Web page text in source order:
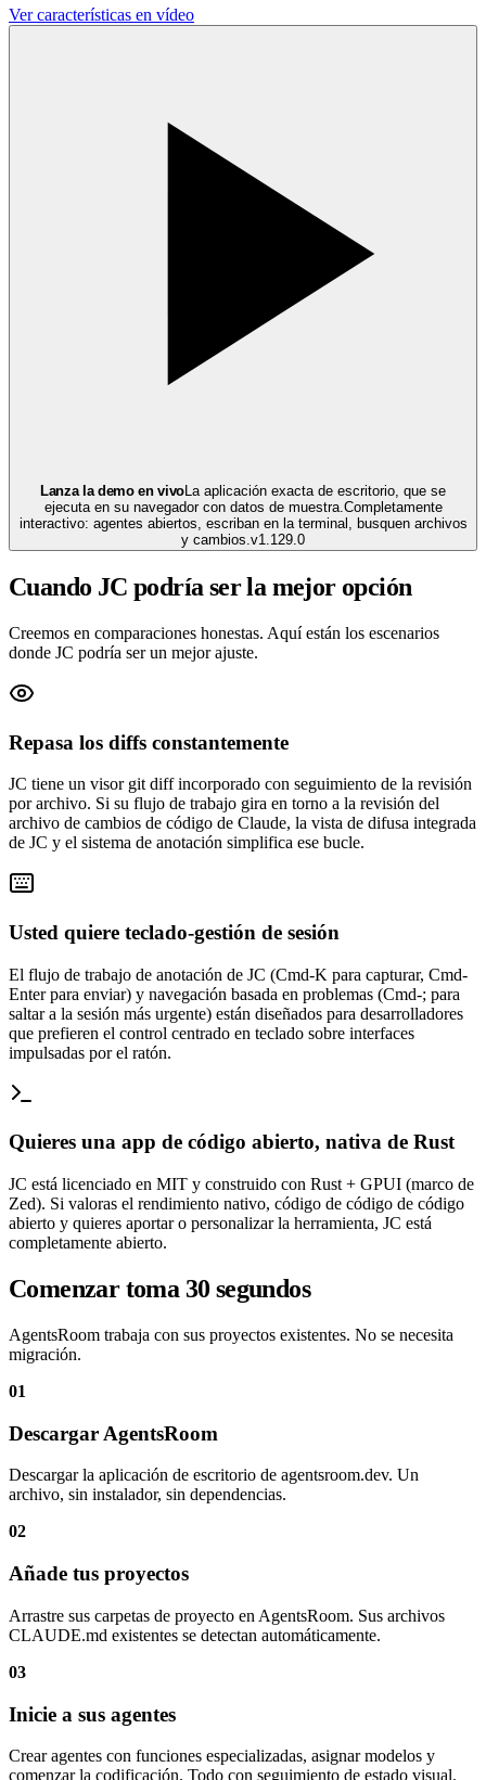
Ver características en vídeo
Lanza la demo en vivo La aplicación exacta de escritorio, que se
ejecuta en su navegador con datos de muestra. Completamente
interactivo: agentes abiertos, escriban en la terminal, busquen archivos
y cambios. v1.129.0
Cuando JC podría ser la mejor opción
Creemos en comparaciones honestas. Aquí están los escenarios
donde JC podría ser un mejor ajuste.
Repasa los diffs constantemente
JC tiene un visor git diff incorporado con seguimiento de la revisión
por archivo. Si su flujo de trabajo gira en torno a la revisión del
archivo de cambios de código de Claude, la vista de difusa integrada
de JC y el sistema de anotación simplifica ese bucle.
Usted quiere teclado-gestión de sesión
El flujo de trabajo de anotación de JC (Cmd-K para capturar, Cmd-
Enter para enviar) y navegación basada en problemas (Cmd-; para
saltar a la sesión más urgente) están diseñados para desarrolladores
que prefieren el control centrado en teclado sobre interfaces
impulsadas por el ratón.
Quieres una app de código abierto, nativa de Rust
JC está licenciado en MIT y construido con Rust + GPUI (marco de
Zed). Si valoras el rendimiento nativo, código de código de código
abierto y quieres aportar o personalizar la herramienta, JC está
completamente abierto.
Comenzar toma 30 segundos
AgentsRoom trabaja con sus proyectos existentes. No se necesita
migración.
01
Descargar AgentsRoom
Descargar la aplicación de escritorio de agentsroom.dev. Un
archivo, sin instalador, sin dependencias.
02
Añade tus proyectos
Arrastre sus carpetas de proyecto en AgentsRoom. Sus archivos
CLAUDE.md existentes se detectan automáticamente.
03
Inicie a sus agentes
Crear agentes con funciones especializadas, asignar modelos y
comenzar la codificación. Todo con seguimiento de estado visual.